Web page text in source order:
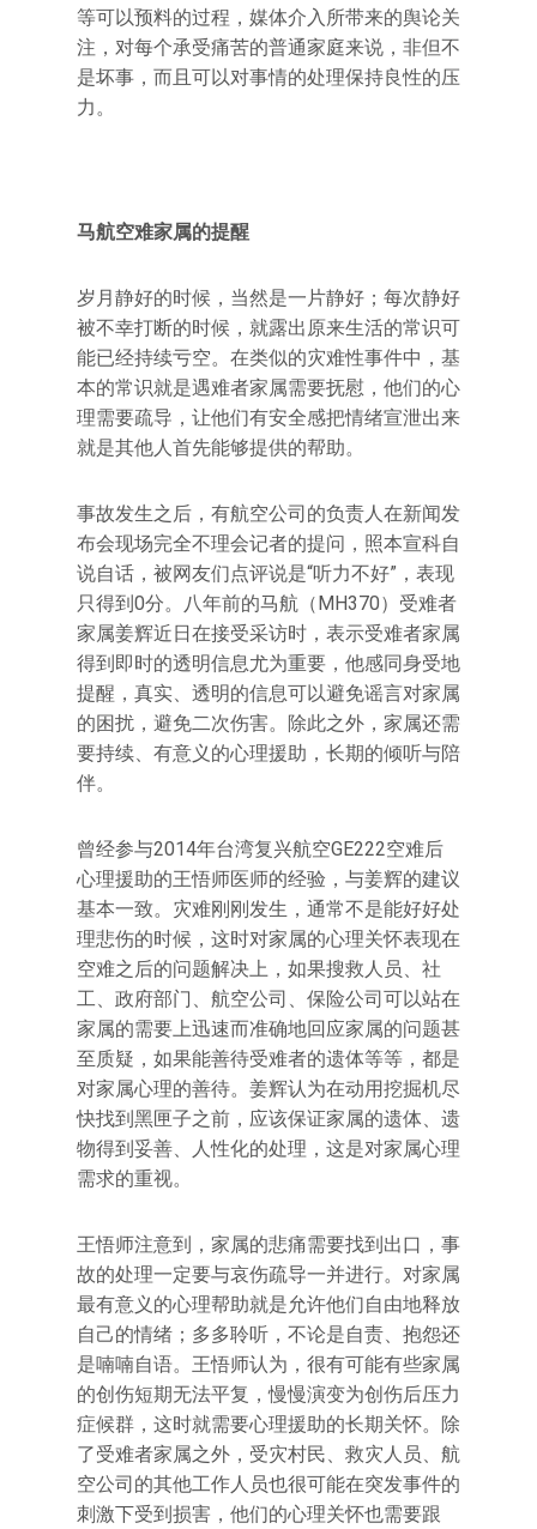
等可以预料的过程，媒体介入所带来的舆论关
注，对每个承受痛苦的普通家庭来说，非但不
是坏事，而且可以对事情的处理保持良性的压
力。
马航空难家属的提醒
岁月静好的时候，当然是一片静好；每次静好
被不幸打断的时候，就露出原来生活的常识可
能已经持续亏空。在类似的灾难性事件中，基
本的常识就是遇难者家属需要抚慰，他们的心
理需要疏导，让他们有安全感把情绪宣泄出来
就是其他人首先能够提供的帮助。
事故发生之后，有航空公司的负责人在新闻发
布会现场完全不理会记者的提问，照本宣科自
说自话，被网友们点评说是“听力不好”，表现
只得到0分。八年前的马航（MH370）受难者
家属姜辉近日在接受采访时，表示受难者家属
得到即时的透明信息尤为重要，他感同身受地
提醒，真实、透明的信息可以避免谣言对家属
的困扰，避免二次伤害。除此之外，家属还需
要持续、有意义的心理援助，长期的倾听与陪
伴。
曾经参与2014年台湾复兴航空GE222空难后
心理援助的王悟师医师的经验，与姜辉的建议
基本一致。灾难刚刚发生，通常不是能好好处
理悲伤的时候，这时对家属的心理关怀表现在
空难之后的问题解决上，如果搜救人员、社
工、政府部门、航空公司、保险公司可以站在
家属的需要上迅速而准确地回应家属的问题甚
至质疑，如果能善待受难者的遗体等等，都是
对家属心理的善待。姜辉认为在动用挖掘机尽
快找到黑匣子之前，应该保证家属的遗体、遗
物得到妥善、人性化的处理，这是对家属心理
需求的重视。
王悟师注意到，家属的悲痛需要找到出口，事
故的处理一定要与哀伤疏导一并进行。对家属
最有意义的心理帮助就是允许他们自由地释放
自己的情绪；多多聆听，不论是自责、抱怨还
是喃喃自语。王悟师认为，很有可能有些家属
的创伤短期无法平复，慢慢演变为创伤后压力
症候群，这时就需要心理援助的长期关怀。除
了受难者家属之外，受灾村民、救灾人员、航
空公司的其他工作人员也很可能在突发事件的
刺激下受到损害，他们的心理关怀也需要跟